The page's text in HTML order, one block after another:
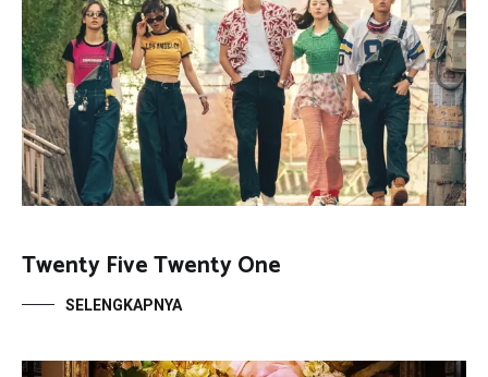
Twenty Five Twenty One
SELENGKAPNYA